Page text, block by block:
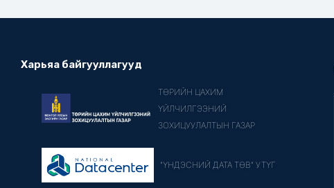
Харьяа байгууллагууд
ТӨРИЙН ЦАХИМ
ҮЙЛЧИЛГЭЭНИЙ
ЗОХИЦУУЛАЛТЫН ГАЗАР
"ҮНДЭСНИЙ ДАТА ТӨВ" УТҮГ